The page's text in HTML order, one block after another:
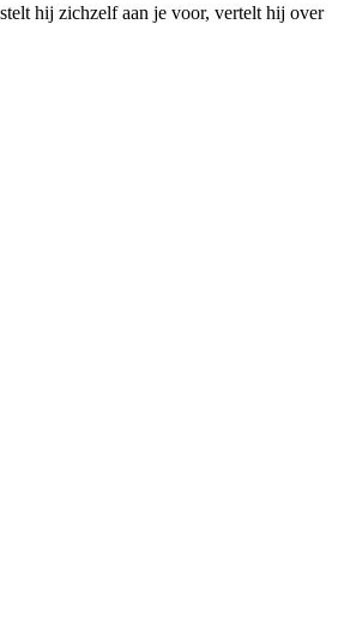
hij zichzelf aan je voor, vertelt hij over